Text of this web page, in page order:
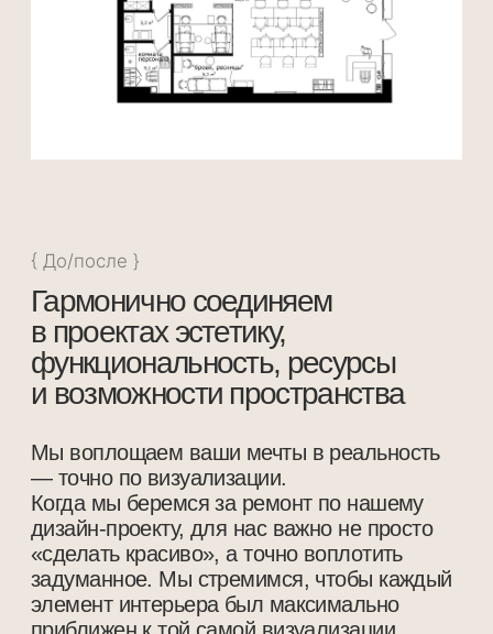
Мы гордимся тем, что финальный интерьер
будет соответствовать вашим ожиданиям и
тому настроению, которое вы увидели на
3D-визуализации.
Название салона на французском «Bisou» -
означает поцелуй. Поэтому основной
акцентный цвет винно-красный, он задает
особый шик интерьеру.